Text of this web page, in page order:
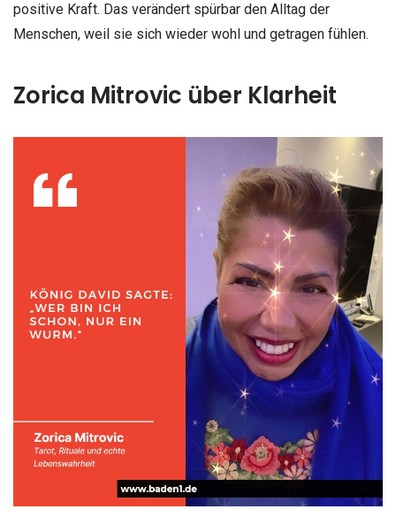
positive Kraft. Das verändert spürbar den Alltag der
Menschen, weil sie sich wieder wohl und getragen fühlen.
Zorica Mitrovic über Klarheit